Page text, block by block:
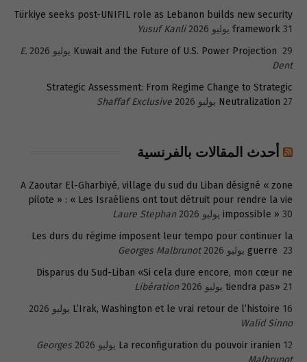
Türkiye seeks post-UNIFIL role as Lebanon builds new security
framework 31 يوليو 2026
Yusuf Kanli
Kuwait and the Future of U.S. Power Projection 29 يوليو 2026
E.
Dent
Strategic Assessment: From Regime Change to Strategic
Neutralization 27 يوليو 2026 Shaffaf Exclusive
أحدث المقالات بالفرنسية
A Zaoutar El-Gharbiyé, village du sud du Liban désigné « zone
pilote » : « Les Israéliens ont tout détruit pour rendre la vie
impossible » 30 يوليو 2026
Laure Stephan
Les durs du régime imposent leur tempo pour continuer la
guerre 23 يوليو 2026
Georges Malbrunot
Disparus du Sud-Liban «Si cela dure encore, mon cœur ne
tiendra pas» 21 يوليو 2026
Libération
L’Irak, Washington et le vrai retour de l’histoire 16 يوليو 2026
Walid Sinno
La reconfiguration du pouvoir iranien 12 يوليو 2026
Georges